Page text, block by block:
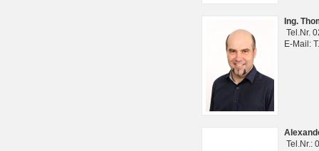
Ing.
Tel.Nr.
E-Mail:
Tel.Nr.: